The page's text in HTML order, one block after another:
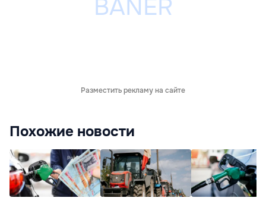
Разместить рекламу на сайте
Похожие новости